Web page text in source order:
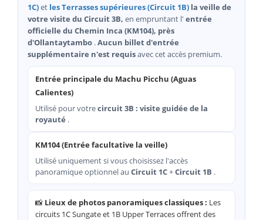
1C)et les Terrasses supérieures (Circuit 1B) la veille de
votre visite du Circuit 3B, en empruntant l' entrée
officielle du Chemin Inca (KM104), près
d'Ollantaytambo .Aucun billet d'entrée
supplémentaire n'est requisavec cet accès premium.
Entrée principale du Machu Picchu (Aguas
Calientes)
Utilisé pour votrecircuit 3B : visite guidée de la
royauté .
KM104 (Entrée facultative la veille)
Utilisé uniquement si vous choisissez l'accès
panoramique optionnel au Circuit 1C+Circuit 1B .
📸 Lieux de photos panoramiques classiques : Les
circuits 1C Sungate et 1B Upper Terraces offrent des